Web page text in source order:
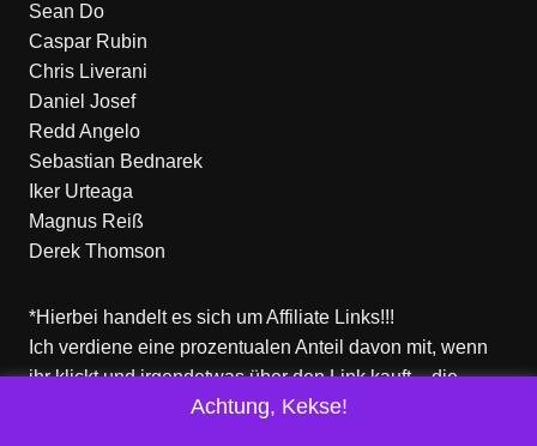
Sean Do
Caspar Rubin
Chris Liverani
Daniel Josef
Redd Angelo
Sebastian Bednarek
Iker Urteaga
Magnus Reiß
Derek Thomson
*Hierbei handelt es sich um Affiliate Links!!!
Ich verdiene eine prozentualen Anteil davon mit, wenn
ihr klickt und irgendetwas über den Link kauft – die
Produkte dort sind aber nicht von mir!
Achtung, Kekse!